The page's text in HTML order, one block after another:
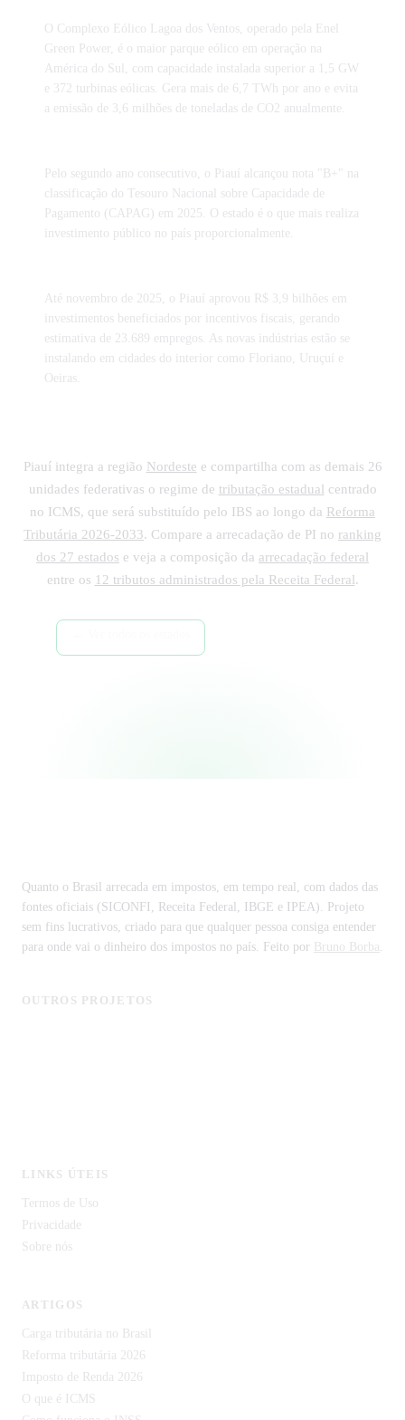
O Complexo Eólico Lagoa dos Ventos, operado pela Enel
Green Power, é o maior parque eólico em operação na
América do Sul, com capacidade instalada superior a 1,5 GW
e 372 turbinas eólicas. Gera mais de 6,7 TWh por ano e evita
a emissão de 3,6 milhões de toneladas de CO2 anualmente.
Pelo segundo ano consecutivo, o Piauí alcançou nota "B+" na
classificação do Tesouro Nacional sobre Capacidade de
Pagamento (CAPAG) em 2025. O estado é o que mais realiza
investimento público no país proporcionalmente.
Até novembro de 2025, o Piauí aprovou R$ 3,9 bilhões em
investimentos beneficiados por incentivos fiscais, gerando
estimativa de 23.689 empregos. As novas indústrias estão se
instalando em cidades do interior como Floriano, Uruçuí e
Oeiras.
Piauí integra a região Nordeste e compartilha com as demais 26
unidades federativas o regime de tributação estadual centrado
no ICMS, que será substituído pelo IBS ao longo da Reforma
Tributária 2026-2033. Compare a arrecadação de PI no ranking
dos 27 estados e veja a composição da arrecadação federal
entre os 12 tributos administrados pela Receita Federal.
Quanto o Brasil arrecada em impostos, em tempo real, com dados das
fontes oficiais (SICONFI, Receita Federal, IBGE e IPEA). Projeto
sem fins lucrativos, criado para que qualquer pessoa consiga entender
para onde vai o dinheiro dos impostos no país. Feito por
Bruno Borba.
OUTROS PROJETOS
LINKS ÚTEIS
Termos de Uso
Privacidade
Sobre nós
ARTIGOS
Carga tributária no Brasil
Reforma tributária 2026
Imposto de Renda 2026
O que é ICMS